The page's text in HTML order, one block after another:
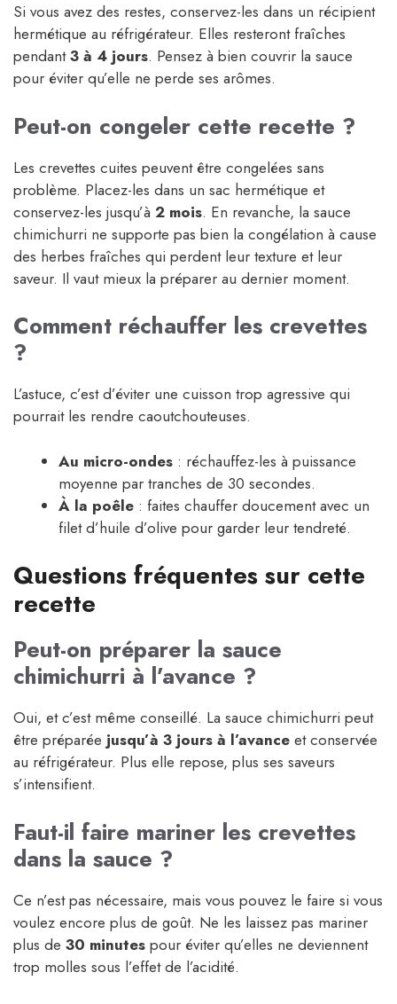
Si vous avez des restes, conservez-les dans un récipient
hermétique au réfrigérateur. Elles resteront fraîches
pendant3 à 4 jours. Pensez à bien couvrir la sauce
pour éviter qu’elle ne perde ses arômes.
Peut-on congeler cette recette ?
Les crevettes cuites peuvent être congelées sans
problème. Placez-les dans un sac hermétique et
conservez-les jusqu’à 2 mois. En revanche, la sauce
chimichurri ne supporte pas bien la congélation à cause
des herbes fraîches qui perdent leur texture et leur
saveur. Il vaut mieux la préparer au dernier moment.
Comment réchauffer les crevettes
?
L’astuce, c’est d’éviter une cuisson trop agressive qui
pourrait les rendre caoutchouteuses.
Au micro-ondes : réchauffez-les à puissance
moyenne par tranches de 30 secondes.
À la poêle : faites chauffer doucement avec un
filet d’huile d’olive pour garder leur tendreté.
Questions fréquentes sur cette
recette
Peut-on préparer la sauce
chimichurri à l’avance ?
Oui, et c’est même conseillé. La sauce chimichurri peut
être préparée jusqu’à 3 jours à l’avance et conservée
au réfrigérateur. Plus elle repose, plus ses saveurs
s’intensifient.
Faut-il faire mariner les crevettes
dans la sauce ?
Ce n’est pas nécessaire, mais vous pouvez le faire si vous
voulez encore plus de goût. Ne les laissez pas mariner
plus de 30 minutes pour éviter qu’elles ne deviennent
trop molles sous l’effet de l’acidité.